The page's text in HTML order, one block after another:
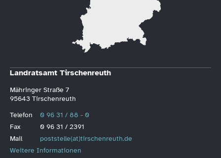
Landratsamt Tirschenreuth
Mähringer Straße 7
95643 Tirschenreuth
Telefon
0 96 31 / 88 - 0
Fax
0 96 31 / 2391
Mail
poststelle(at)tirschenreuth.de
Weitere Informationen